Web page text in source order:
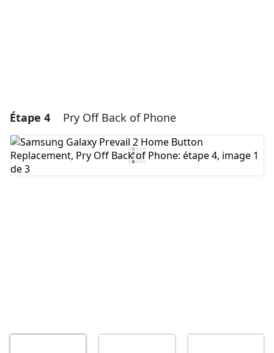
Étape 4 Pry Off Back of Phone